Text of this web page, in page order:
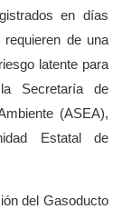
en días
de una
latente para
Secretaría de
(ASEA),
Estatal de
del Gasoducto